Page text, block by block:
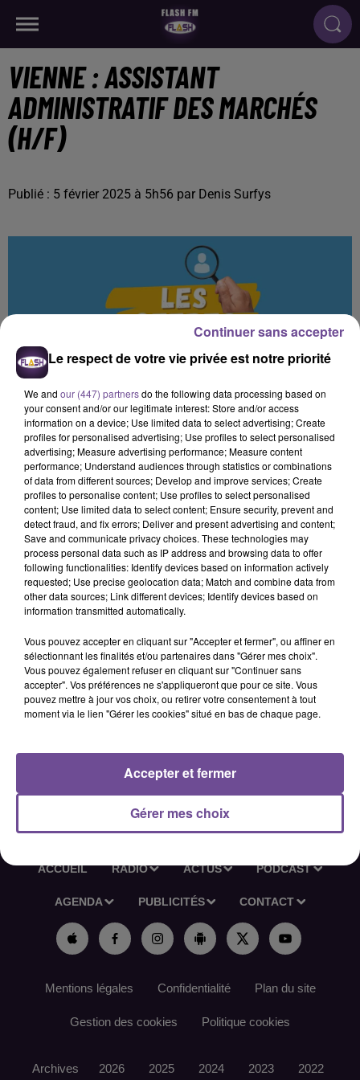
VIENNE : ASSISTANT
ADMINISTRATIF DES MARCHÉS
(H/F)
Publié : 5 février 2025 à 5h56 par Denis Surfys
Le CHU de Poitiers recrute un assistant
administratif (H/F).
Le CHU de Poitiers recrute un assistant administratif (H/F)
au sein de la cellule des marchés au sein de la Direction des
: téléchargement et enregistrement des plis électroniques.
Vérification et enregistrement de preuves des certificats de
signature électronique. Contrôle des pièces fournies selon
les exigences du règlement de consultation. Suivi des
Références de l’offre France Travail : 187MKBF
ACCUEIL RADIO ACTUS PODCAST
AGENDA PUBLICITÉS CONTACT
Mentions légales Confidentialité Plan du site
Gestion des cookies Politique cookies
Archives 2026 2025 2024 2023 2022
Le respect de votre vie privée est notre priorité
We and our (447) partnersdo the following data processing based on
your consent and/or our legitimate interest: Store and/or access
information on a device; Use limited data to select advertising; Create
profiles for personalised advertising; Use profiles to select personalised
advertising; Measure advertising performance; Measure content
performance; Understand audiences through statistics or combinations
of data from different sources; Develop and improve services; Create
profiles to personalise content; Use profiles to select personalised
content; Use limited data to select content; Ensure security, prevent and
detect fraud, and fix errors; Deliver and present advertising and content;
Save and communicate privacy choices. These technologies may
process personal data such as IP address and browsing data to offer
following functionalities: Identify devices based on information actively
requested; Use precise geolocation data; Match and combine data from
other data sources; Link different devices; Identify devices based on
information transmitted automatically.
Vous pouvez accepter en cliquant sur "Accepter et fermer", ou affiner en
sélectionnant les finalités et/ou partenaires dans "Gérer mes choix".
Vous pouvez également refuser en cliquant sur "Continuer sans
accepter". Vos préférences ne s'appliqueront que pour ce site. Vous
pouvez mettre à jour vos choix, ou retirer votre consentement à tout
moment via le lien "Gérer les cookies" situé en bas de chaque page.
Gérer mes choix
Accepter et fermer
Continuer sans accepter